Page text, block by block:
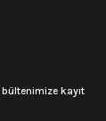
kayıt